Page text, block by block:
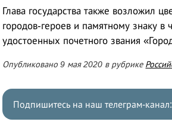
Глава государства также возложил
городов-героев и памятному знаку в
удостоенных почетного звания
Опубликовано 9 мая 2020 в рубрике
Подпишитесь на наш телеграм-канал: